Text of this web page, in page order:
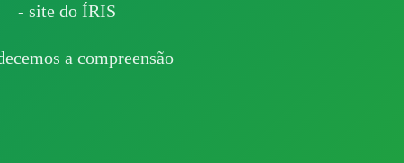
- site do ÍRIS
a compreensão